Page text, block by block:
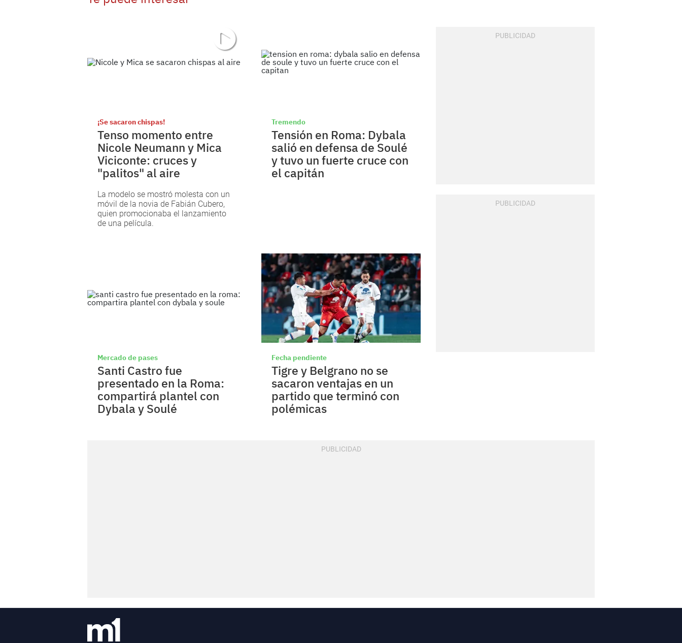
¡Se sacaron chispas!
Tenso momento entre
Nicole Neumann y Mica
Viciconte: cruces y
"palitos" al aire
La modelo se mostró molesta con un
móvil de la novia de Fabián Cubero,
quien promocionaba el lanzamiento
de una película.
Tremendo
Tensión en Roma: Dybala
salió en defensa de Soulé
y tuvo un fuerte cruce con
el capitán
Mercado de pases
Santi Castro fue
presentado en la Roma:
compartirá plantel con
Dybala y Soulé
Fecha pendiente
Tigre y Belgrano no se
sacaron ventajas en un
partido que terminó con
polémicas